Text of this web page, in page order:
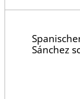
Sánchez